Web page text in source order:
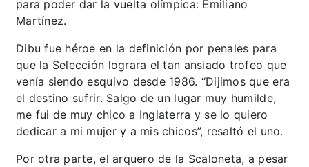
para poder dar la vuelta olímpica: Emiliano
Martínez.
Dibu fue héroe en la definición por penales para
que la Selección lograra el tan ansiado trofeo que
venía siendo esquivo desde 1986. “Dijimos que era
el destino sufrir. Salgo de un lugar muy humilde,
me fui de muy chico a Inglaterra y se lo quiero
dedicar a mi mujer y a mis chicos”, resaltó el uno.
Por otra parte, el arquero de la Scaloneta, a pesar